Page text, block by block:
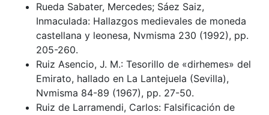
Rueda Sabater, Mercedes; Sáez Saiz,
Inmaculada: Hallazgos medievales de moneda
castellana y leonesa, Nvmisma 230 (1992), pp.
205-260.
Ruiz Asencio, J. M.: Tesorillo de «dirhemes» del
Emirato, hallado en La Lantejuela (Sevilla),
Nvmisma 84-89 (1967), pp. 27-50.
Ruiz de Larramendi, Carlos: Falsificación de